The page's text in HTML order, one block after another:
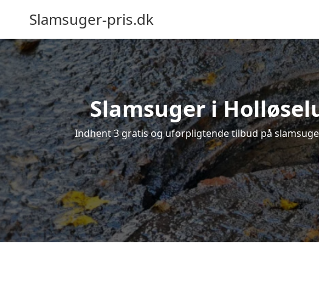
Slamsuger-pris.dk
Slamsuger i
Indhent 3 gratis og uforpligtende tilbud på